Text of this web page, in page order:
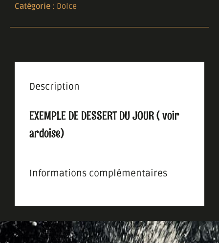
Catégorie : Dolce
Description
EXEMPLE DE DESSERT DU JOUR ( voir
ardoise)
Informations complémentaires